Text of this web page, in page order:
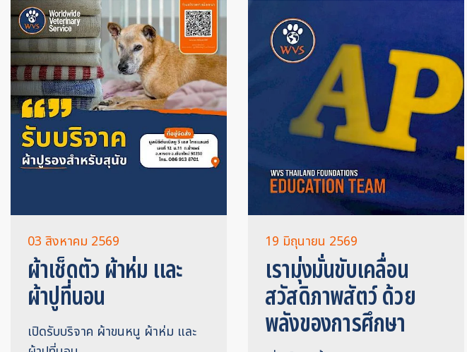
03 สิงหาคม 2569
ผ้าเช็ดตัว ผ้าห่ม และ
ผ้าปูที่นอน
เปิดรับบริจาค ผ้าขนหนู ผ้าห่ม และ
19 มิถุนายน 2569
เรามุ่งมั่นขับเคลื่อน
สวัสดิภาพสัตว์ ด้วย
พลังของการศึกษา